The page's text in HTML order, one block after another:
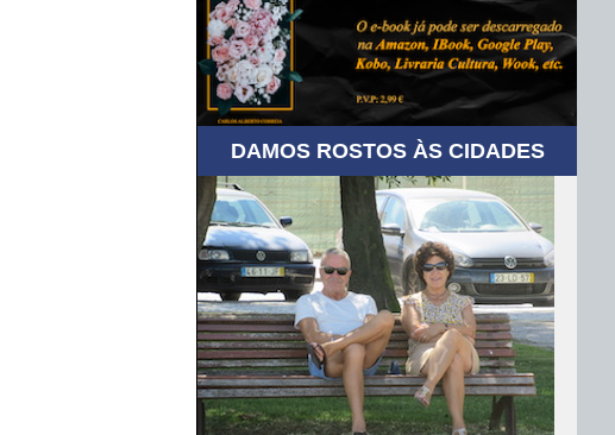
DAMOS ROSTOS ÀS CIDADES